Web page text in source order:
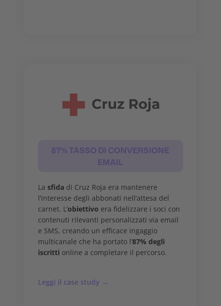
87% TASSO DI CONVERSIONE
EMAIL
Lasfida di Cruz Roja era mantenere
l’interesse degli abbonati nell’attesa del
carnet. L’obiettivo era fidelizzare i soci con
contenuti rilevanti personalizzati via email
e SMS, creando un efficace ingaggio
multicanale che ha portato l’87% degli
iscritti online a completare il percorso.
Leggi il case study →